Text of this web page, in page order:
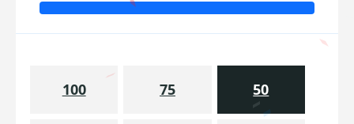
100 75 50